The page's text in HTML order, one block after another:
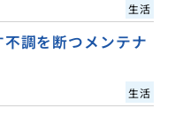
生活
調を断つメンテナ
生活